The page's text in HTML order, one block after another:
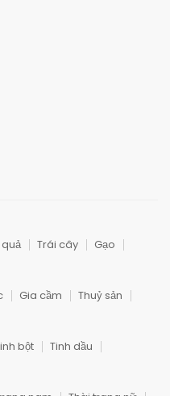
Trái cây
Gạo
Gia cầm
Thuỷ sản
bột
Tinh dầu